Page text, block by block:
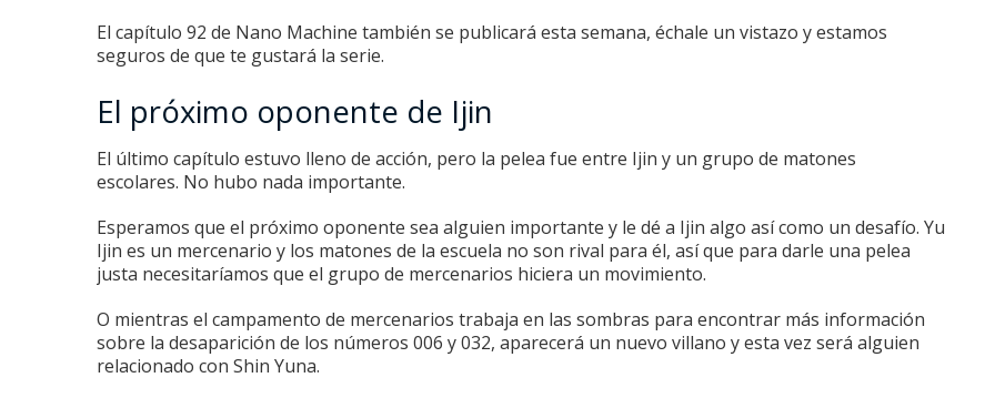
El capítulo 92 de Nano Machine también se publicará esta semana, échale un vistazo y estamos
seguros de que te gustará la serie.
El próximo oponente de Ijin
El último capítulo estuvo lleno de acción, pero la pelea fue entre Ijin y un grupo de matones
escolares. No hubo nada importante.
Esperamos que el próximo oponente sea alguien importante y le dé a Ijin algo así como un desafío. Yu
Ijin es un mercenario y los matones de la escuela no son rival para él, así que para darle una pelea
justa necesitaríamos que el grupo de mercenarios hiciera un movimiento.
O mientras el campamento de mercenarios trabaja en las sombras para encontrar más información
sobre la desaparición de los números 006 y 032, aparecerá un nuevo villano y esta vez será alguien
relacionado con Shin Yuna.